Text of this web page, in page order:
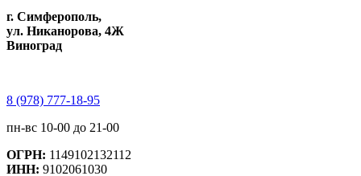
г. Симферополь,
ул. Никанорова, 4Ж
Виноград
8 (978) 777-18-95
пн-вс 10-00 до 21-00
ОГРН: 1149102132112
ИНН: 9102061030